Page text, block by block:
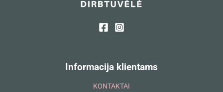
Informacija klientams
KONTAKTAI